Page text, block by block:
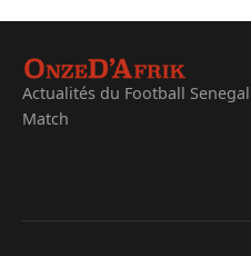
Actualités du Football
Match